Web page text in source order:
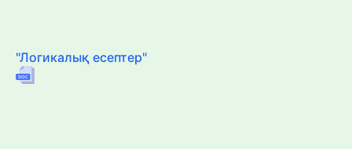
"Логикалық есептер"